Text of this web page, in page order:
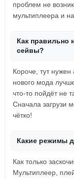
проблем не
мультиплеера и
Как правильно
сейвы?
Короче, тут
нового мода
что-то пойдёт не
Сначала загрузи
чётко!
Какие режимы
Как только
Мультиплеер,